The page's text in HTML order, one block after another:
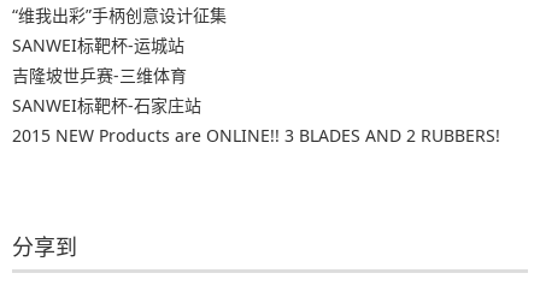
“维我出彩”手柄创意设计征集
SANWEI标靶杯-运城站
吉隆坡世乒赛-三维体育
SANWEI标靶杯-石家庄站
2015 NEW Products are ONLINE!! 3 BLADES AND 2 RUBBERS!
分享到